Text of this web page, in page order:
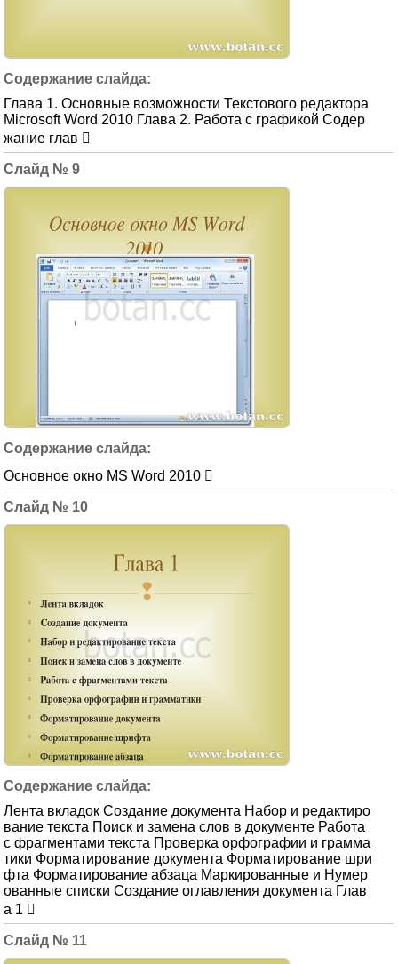
Глава 1. Основные возможности Текстового редактора
Microsoft Word 2010 Глава 2. Работа с графикой Содер
жание глав 
9
Основное окно MS Word 2010 
10
Лента вкладок Создание документа Набор и редактиро
вание текста Поиск и замена слов в документе Работа
с фрагментами текста Проверка орфографии и грамма
тики Форматирование документа Форматирование шри
фта Форматирование абзаца Маркированные и Нумер
ованные списки Создание оглавления документа Глав
а 1 
11